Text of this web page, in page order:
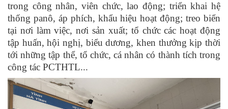
trong công nhân, viên chức, lao động; triển khai hệ
thống panô, áp phích, khẩu hiệu hoạt động; treo biển
tại nơi làm việc, nơi sản xuất; tổ chức các hoạt động
tập huấn, hội nghị, biểu dương, khen thưởng kịp thời
tới những tập thể, tổ chức, cá nhân có thành tích trong
công tác PCTHTL...